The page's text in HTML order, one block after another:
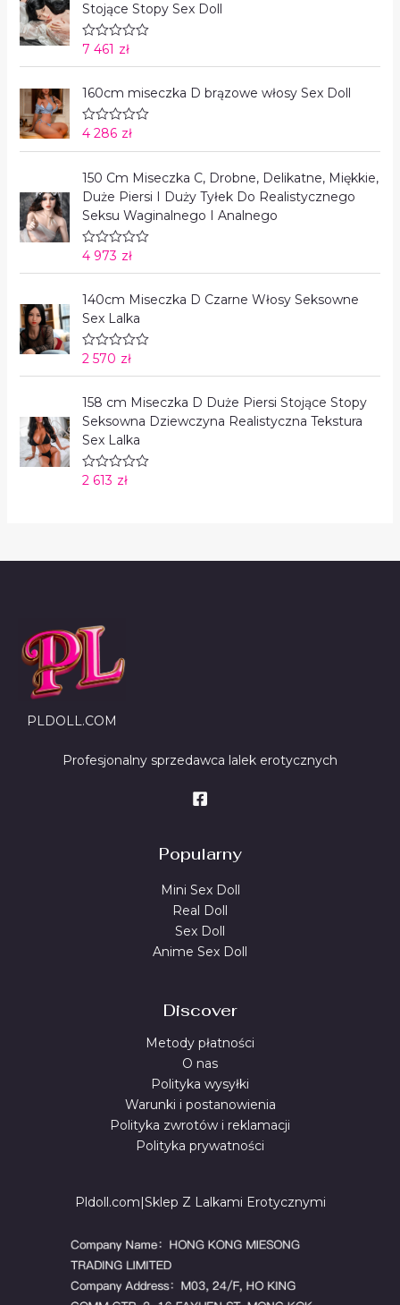
Stojące Stopy Sex Doll
O
n
i
o
n
o
0
a
5
7 461 zł
160cm miseczka D brązowe włosy Sex Doll
O
n
i
o
n
o
0
n
a
5
4 286 zł
150 Cm Miseczka C, Drobne, Delikatne, Miękkie,
Duże Piersi I Duży Tyłek Do Realistycznego
Seksu Waginalnego I Analnego
O
n
i
o
o
0
n
a
4 973 zł
140cm Miseczka D Czarne Włosy Seksowne
Sex Lalka
O
n
i
o
n
o
0
n
a
2 570 zł
158 cm Miseczka D Duże Piersi Stojące Stopy
Seksowna Dziewczyna Realistyczna Tekstura
Sex Lalka
O
2 613 zł
PLDOLL.COM
Profesjonalny sprzedawca lalek erotycznych
Popularny
Mini Sex Doll
Real Doll
Sex Doll
Anime Sex Doll
Discover
Metody płatności
O nas
Polityka wysyłki
Warunki i postanowienia
Polityka zwrotów i reklamacji
Polityka prywatności
Pldoll.com|Sklep Z Lalkami Erotycznymi